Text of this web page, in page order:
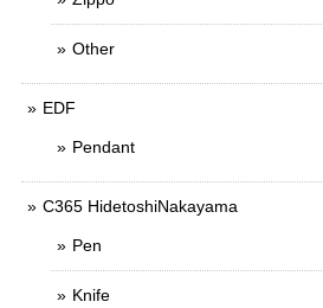
Other
EDF
Pendant
C365 HidetoshiNakayama
Pen
Knife